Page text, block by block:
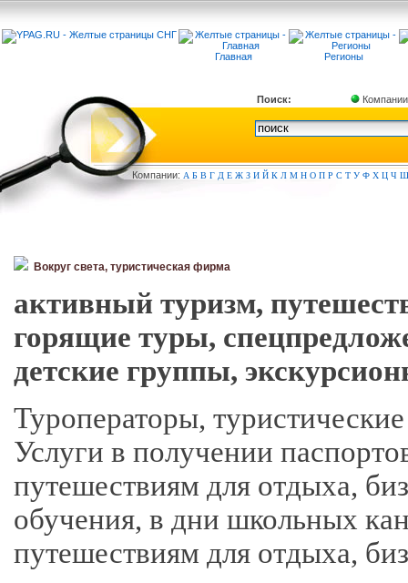
Главная Регионы
Поиск: Компании
Компании: А Б В Г Д Е Ж З И Й К Л М Н О П Р С Т У Ф Х Ц Ч Ш
Вокруг света, туристическая фирма
активный туризм,
горящие туры,
детские группы,
Туроператоры,
Услуги в получении
путешествиям для отдыха,
обучения, в дни школьных
путешествиям для отдыха,